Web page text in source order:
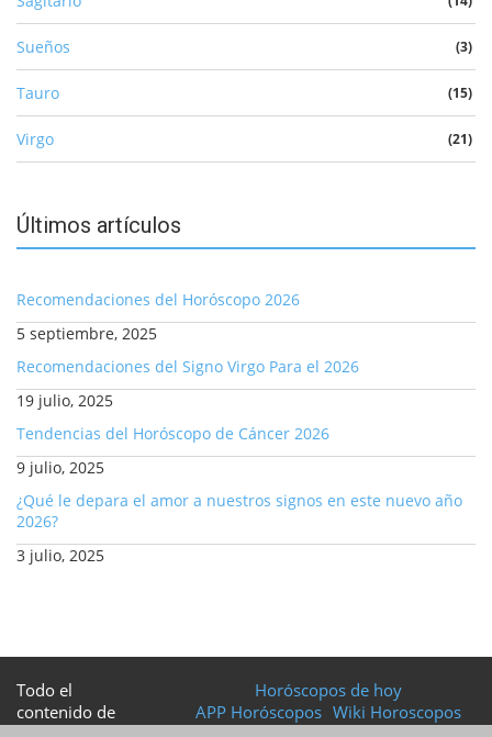
Sueños (3)
Tauro (15)
Virgo (21)
Últimos artículos
Recomendaciones del Horóscopo 2026
5 septiembre, 2025
Recomendaciones del Signo Virgo Para el 2026
19 julio, 2025
Tendencias del Horóscopo de Cáncer 2026
9 julio, 2025
¿Qué le depara el amor a nuestros signos en este nuevo año
2026?
3 julio, 2025
Todo el
contenido de
Horóscopos de hoy
APP Horóscopos Wiki Horoscopos